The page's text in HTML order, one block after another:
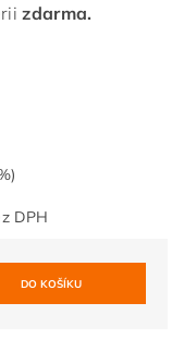
zdarma.
Kč bez DPH